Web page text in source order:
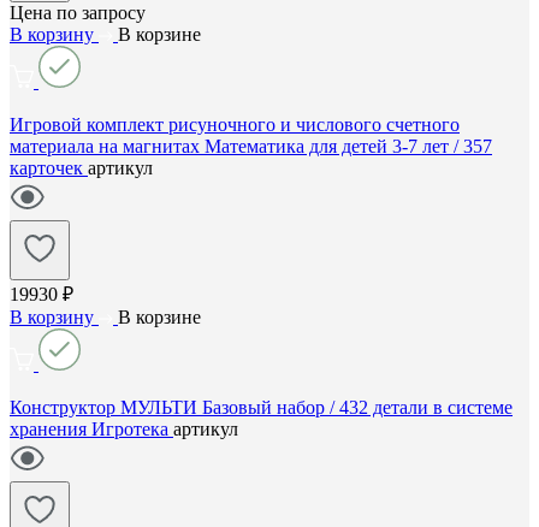
Цена по запросу
В корзину
В корзине
Игровой комплект рисуночного и числового счетного
материала на магнитах Математика для детей 3-7 лет / 357
карточек артикул
19930 ₽
В корзину
В корзине
Конструктор МУЛЬТИ Базовый набор / 432 детали в системе
хранения Игротека артикул